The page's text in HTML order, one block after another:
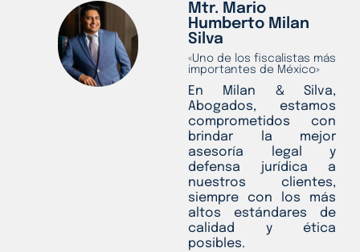
Mtr. Mario
Humberto Milan
Silva
«Uno de los fiscalistas más
importantes de México»
En Milan & Silva,
Abogados, estamos
comprometidos con
brindar la mejor
asesoría legal y
defensa jurídica a
nuestros clientes,
siempre con los más
altos estándares de
calidad y ética
posibles.